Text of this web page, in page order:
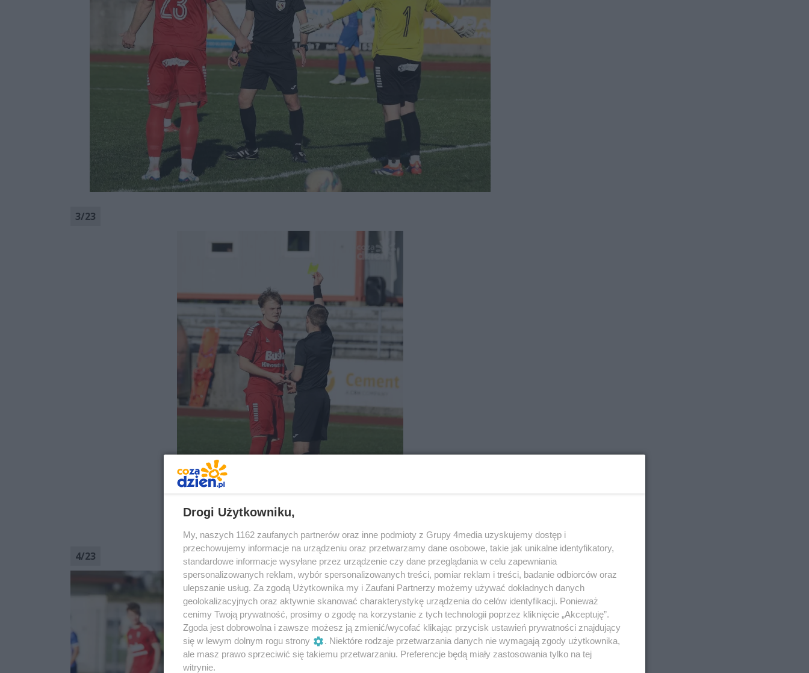
3/23
4/23
Drogi Użytkowniku,
My, naszych 1162 zaufanych partnerów oraz inne podmioty z Grupy 4media uzyskujemy dostęp i
przechowujemy informacje na urządzeniu oraz przetwarzamy dane osobowe, takie jak unikalne identyfikatory,
standardowe informacje wysyłane przez urządzenie czy dane przeglądania w celu zapewniania
spersonalizowanych reklam, wybór spersonalizowanych treści, pomiar reklam i treści, badanie odbiorców oraz
ulepszanie usług. Za zgodą Użytkownika my i Zaufani Partnerzy możemy używać dokładnych danych
geolokalizacyjnych oraz aktywnie skanować charakterystykę urządzenia do celów identyfikacji. Ponieważ
cenimy Twoją prywatność, prosimy o zgodę na korzystanie z tych technologii poprzez kliknięcie „Akceptuję”.
Zgoda jest dobrowolna i zawsze możesz ją zmienić/wycofać klikając przycisk ustawień prywatności znajdujący
się w lewym dolnym rogu strony
. Niektóre rodzaje przetwarzania danych nie wymagają zgody użytkownika,
ale masz prawo sprzeciwić się takiemu przetwarzaniu. Preferencje będą miały zastosowania tylko na tej
witrynie.